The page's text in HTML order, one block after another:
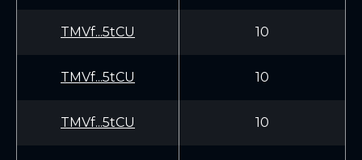
TMVf...5tCU 10
TMVf...5tCU 10
TMVf...5tCU 10